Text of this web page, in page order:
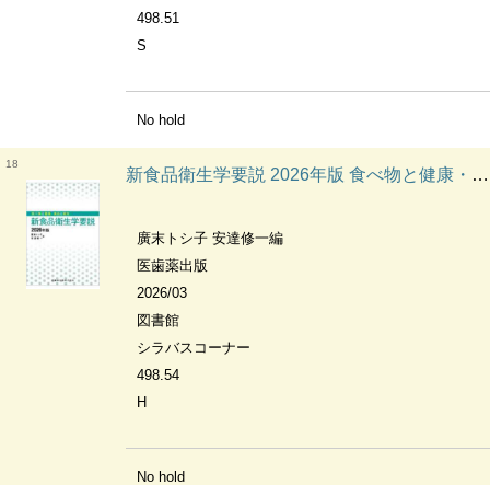
498.51
S
No hold
18
新食品衛生学要説 2026年版 食べ物と健康・食品と衛生
廣末トシ子 安達修一編
医歯薬出版
2026/03
図書館
シラバスコーナー
498.54
H
No hold